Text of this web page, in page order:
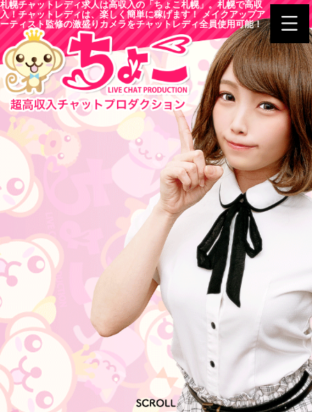
札幌チャットレディ求人は高収入の「ちょこ札幌」。札幌で高収
入！チャットレディは、楽しく簡単に稼げます！ メイクアップア
ーティスト監修の激盛りカメラをチャットレディ全員使用可能！